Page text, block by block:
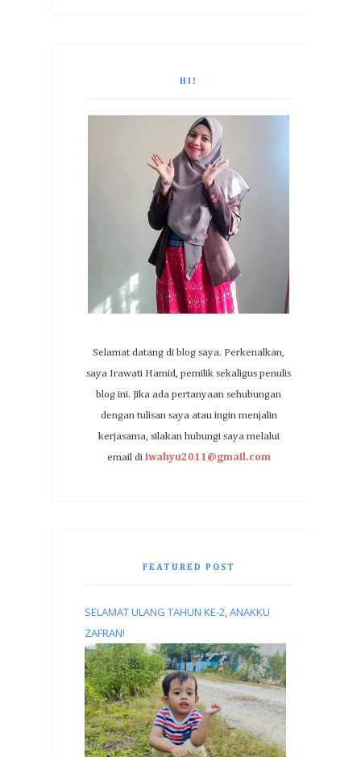
HI!
Selamat datang di blog saya. Perkenalkan,
saya Irawati Hamid, pemilik sekaligus penulis
blog ini. Jika ada pertanyaan sehubungan
dengan tulisan saya atau ingin menjalin
kerjasama, silakan hubungi saya melalui
email di iwahyu2011@gmail.com
FEATURED POST
SELAMAT ULANG TAHUN KE-2, ANAKKU
ZAFRAN!